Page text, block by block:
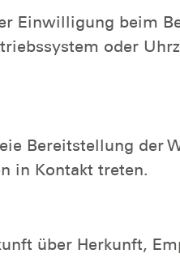
Einwilligung beim
oder
Bereitstellung der
in Kontakt treten.
über Herkunft,